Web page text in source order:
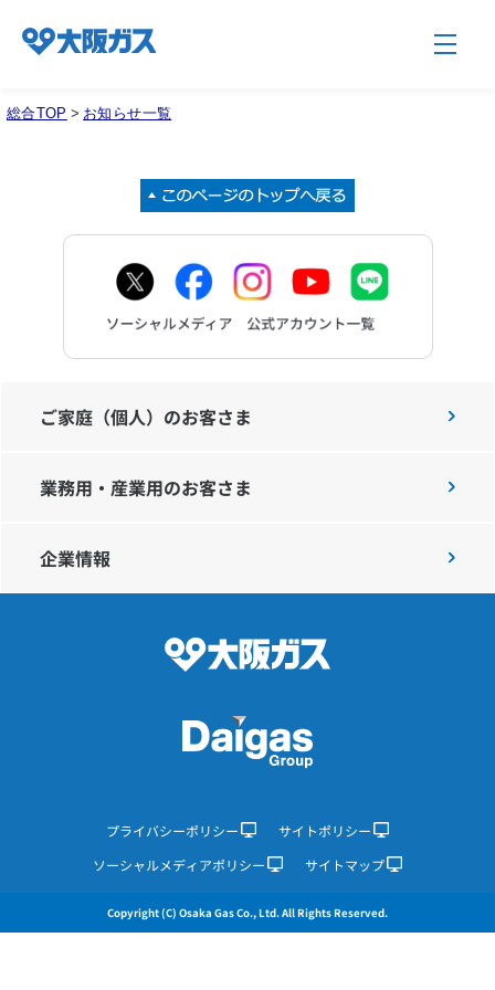
企業情報
業務用・産業用のお客さま
企業情報TOP
企業/グループについて
社会貢献
技術開発
サステナビリティ
IR情報
プレスリリース
総合TOP > お知らせ一覧
ご家庭（個人）のお客さま
業務用・産業用のお客さま
企業情報
プライバシーポリシー
サイトポリシー
ソーシャルメディアポリシー
サイトマップ
Copyright (C) Osaka Gas Co., Ltd. All Rights Reserved.